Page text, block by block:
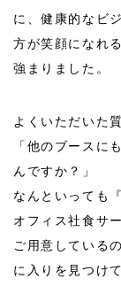
に、健康的なビ
方が笑顔になれ
強まりました。
よくいただいた
「他のブースに
んですか？」
なんといっても
オフィス社食サ
ご用意している
に入りを見つけ